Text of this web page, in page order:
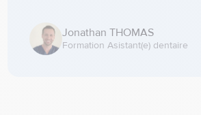
Jonathan THOMAS
Formation Asistant(e) dentaire